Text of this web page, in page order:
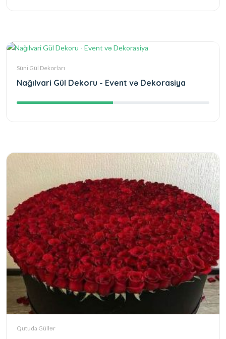
Süni Gül Dekorları
Nağılvari Gül Dekoru - Event və Dekorasiya
Qutuda Güllər